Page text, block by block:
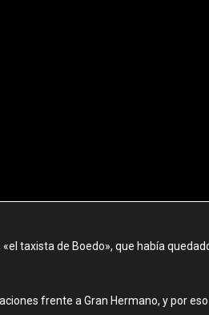
taxista de Boedo», que había
frente a Gran Hermano, y por eso